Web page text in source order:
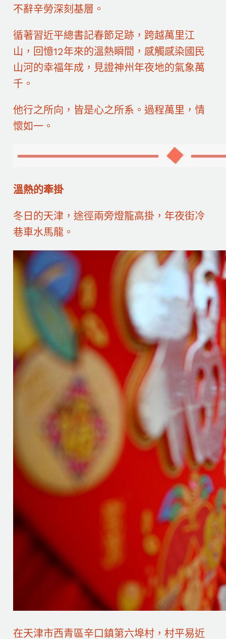
不辭辛勞深刻基層。
循著習近平總書記春節足跡，跨越萬里江
山，回憶12年來的溫熱瞬間，感觸感染國民
山河的幸福年成，見證神州年夜地的氣象萬
千。
他行之所向，皆是心之所系。過程萬里，情
懷如一。
溫熱的牽掛
冬日的天津，途徑兩旁燈籠高掛，年夜街冷
巷車水馬龍。
在天津市西青區辛口鎮第六埠村，村平易近